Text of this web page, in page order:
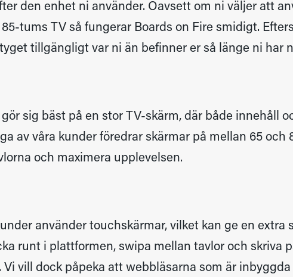
den enhet ni använder. Oavsett om ni väljer att
tums TV så fungerar Boards on Fire smidigt.
tillgängligt var ni än befinner er så länge ni har
gör sig bäst på en stor TV-skärm, där både innehåll
av våra kunder föredrar skärmar på mellan 65 och
och maximera upplevelsen.
använder touchskärmar, vilket kan ge en
runt i plattformen, swipa mellan tavlor och skriva
vill dock påpeka att webbläsarna som är